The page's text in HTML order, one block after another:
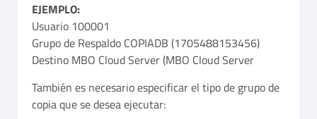
EJEMPLO:
Usuario 100001
Grupo de Respaldo COPIADB (1705488153456)
Destino MBO Cloud Server (MBO Cloud Server
También es necesario especificar el tipo de grupo de
copia que se desea ejecutar: